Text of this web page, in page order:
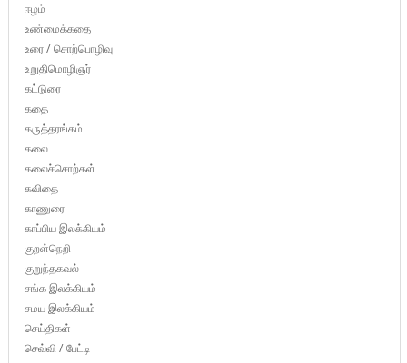
ஈழம்
உண்மைக்கதை
உரை / சொற்பொழிவு
உறுதிமொழிஞர்
கட்டுரை
கதை
கருத்தரங்கம்
கலை
கலைச்சொற்கள்
கவிதை
காணுரை
காப்பிய இலக்கியம்
குறள்நெறி
குறுந்தகவல்
சங்க இலக்கியம்
சமய இலக்கியம்
செய்திகள்
செவ்வி / பேட்டி